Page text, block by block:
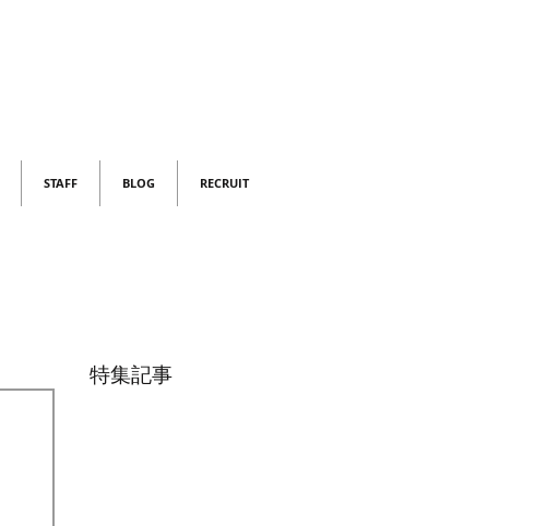
STAFF BLOG RECRUIT
特集記事